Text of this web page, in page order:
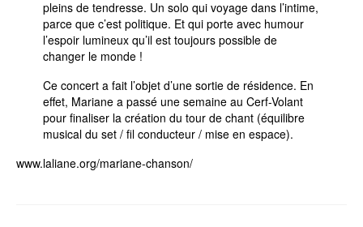
pleins de tendresse. Un solo qui voyage dans l’intime,
parce que c’est politique. Et qui porte avec humour
l’espoir lumineux qu’il est toujours possible de
changer le monde !
Ce concert a fait l’objet d’une sortie de résidence. En
effet, Mariane a passé une semaine au Cerf-Volant
pour finaliser la création du tour de chant (équilibre
musical du set / fil conducteur / mise en espace).
www.laliane.org/mariane-chanson/